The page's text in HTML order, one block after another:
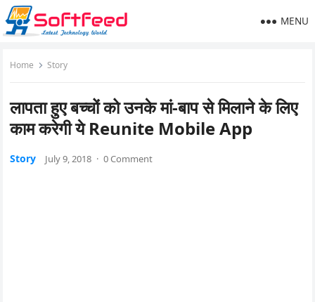
MENU
Home Story
लापता हुए बच्चों को उनके मां-बाप से मिलाने के लिए
काम करेगी ये Reunite Mobile App
Story July 9, 2018 · 0 Comment